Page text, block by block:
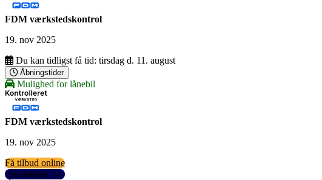
FDM værkstedskontrol
19. nov 2025
Du kan tidligst få tid: tirsdag d. 11. august
Åbningstider
Mulighed for lånebil
FDM værkstedskontrol
19. nov 2025
Få tilbud online
Se detaljer